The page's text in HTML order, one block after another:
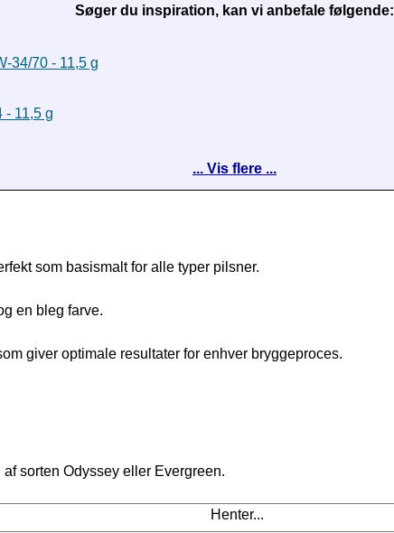
Søger du inspiration, kan vi anbefale følgende:
34/70 - 11,5 g
11,5 g
... Vis flere ...
som basismalt for alle typer pilsner.
en bleg farve.
giver optimale resultater for enhver bryggeproces.
sorten Odyssey eller Evergreen.
Henter...